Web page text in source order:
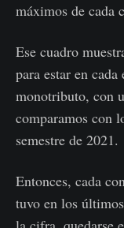
máximos de cada
Ese cuadro
para estar en
monotributo, con
comparamos con
semestre de 2021.
Entonces, cada
tuvo en los